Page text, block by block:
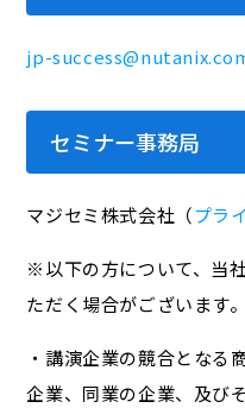
jp-
セミナー事務局
マジセミ株式会社（プラ
※以下の方について、当
ただく場合がございます
・講演企業の競合となる
企業、同業の企業、及び